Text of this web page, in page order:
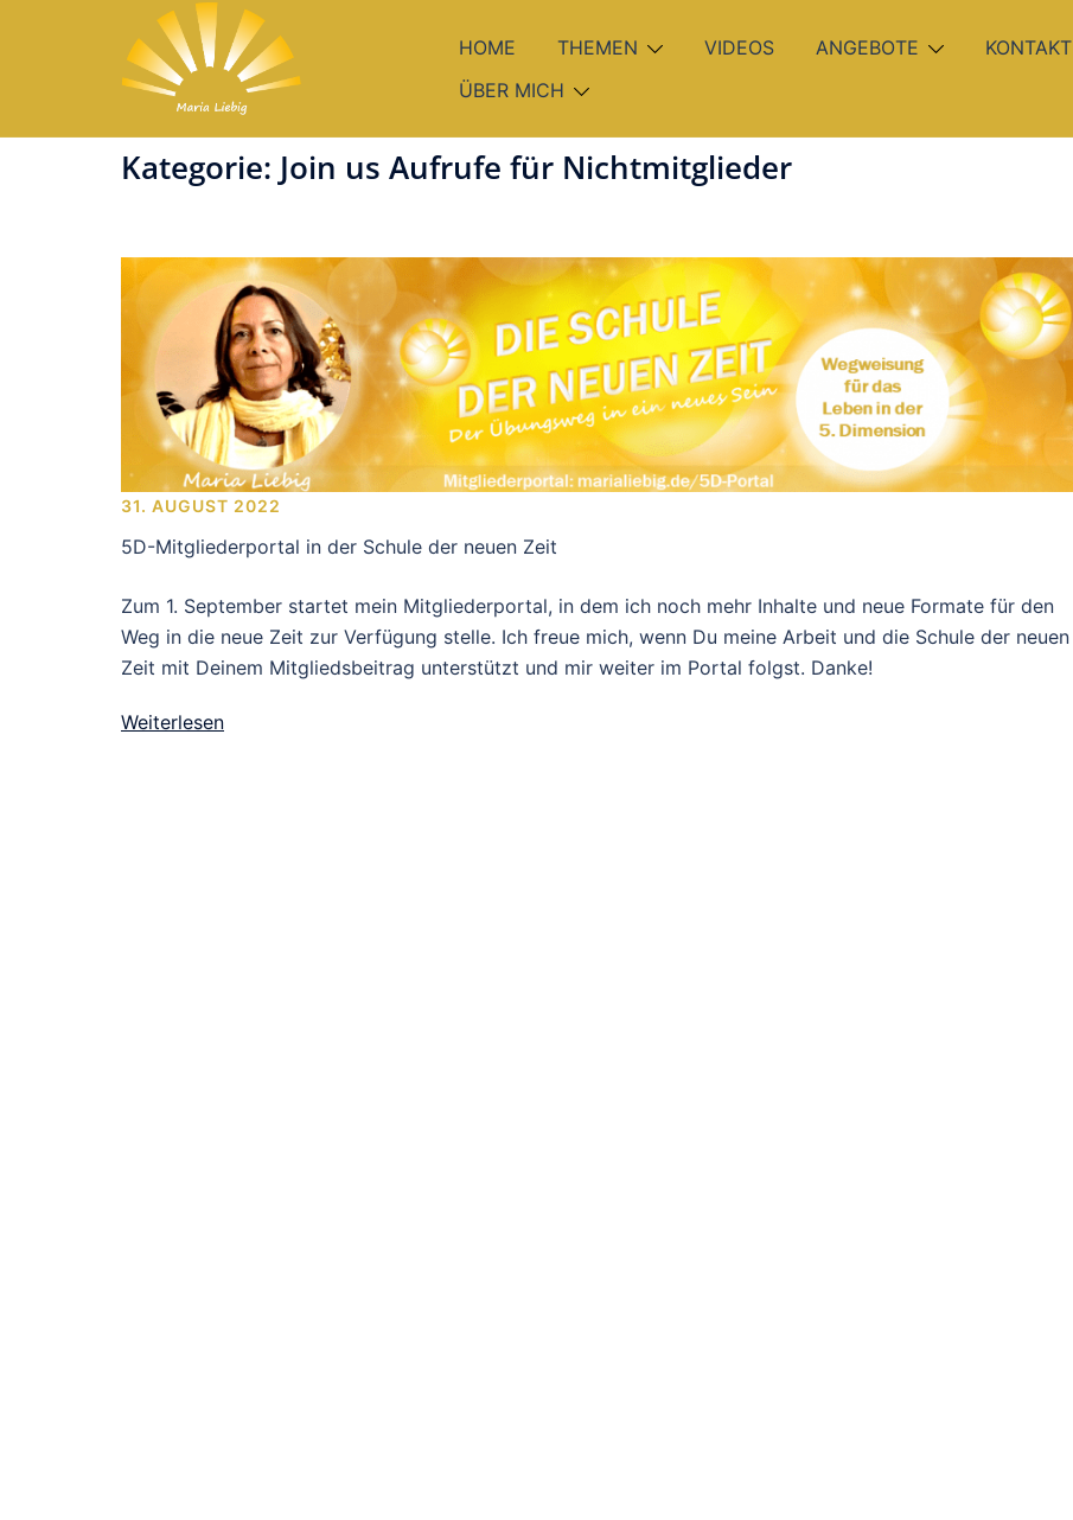
HOME THEMEN VIDEOS ANGEBOTE KONTAKT
ÜBER MICH
Kategorie: Join us Aufrufe für Nichtmitglieder
31. AUGUST 2022
5D-Mitgliederportal in der Schule der neuen Zeit
Zum 1. September startet mein Mitgliederportal, in dem ich noch mehr Inhalte und neue Formate für den
Weg in die neue Zeit zur Verfügung stelle. Ich freue mich, wenn Du meine Arbeit und die Schule der neuen
Zeit mit Deinem Mitgliedsbeitrag unterstützt und mir weiter im Portal folgst. Danke!
Weiterlesen